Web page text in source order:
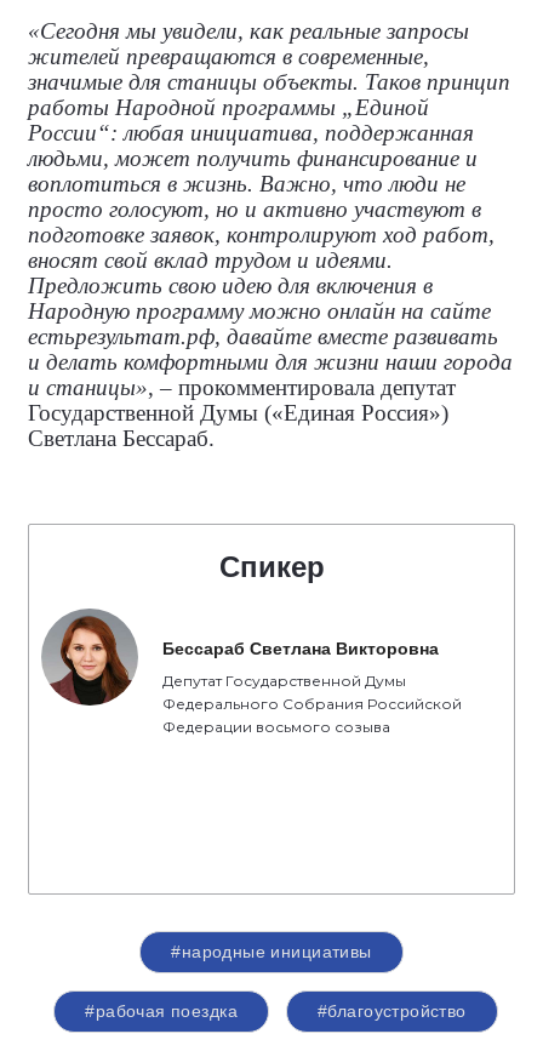
«Сегодня мы увидели, как реальные запросы
жителей превращаются в современные,
значимые для станицы объекты. Таков принцип
работы Народной программы „Единой
России“: любая инициатива, поддержанная
людьми, может получить финансирование и
воплотиться в жизнь. Важно, что люди не
просто голосуют, но и активно участвуют в
подготовке заявок, контролируют ход работ,
вносят свой вклад трудом и идеями.
Предложить свою идею для включения в
Народную программу можно онлайн на сайте
естьрезультат.рф, давайте вместе развивать
и делать комфортными для жизни наши города
и станицы», – прокомментировала депутат
Государственной Думы («Единая Россия»)
Светлана Бессараб.
Спикер
Бессараб Светлана Викторовна
Депутат Государственной Думы
Федерального Собрания Российской
Федерации восьмого созыва
#народные инициативы
#рабочая поездка #благоустройство